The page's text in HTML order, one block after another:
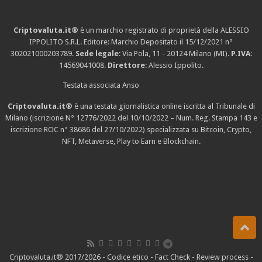
Criptovaluta.it® è un marchio registrato di proprietà della ALESSIO
IPPOLITO S.R.L. Editore: Marchio Depositato il 15/12/2021 n°
302021000203789. Sede legale: Via Pola, 11 - 20124 Milano (MI). P.IVA:
14569041008. Direttore: Alessio Ippolito.
Testata associata Anso
Criptovaluta.it® è una testata giornalistica online iscritta al Tribunale di
Milano (iscrizione N° 12776/2022 del 10/10/2022 – Num. Reg. Stampa 143 e
iscrizione ROC n° 38686 del 27/10/2022) specializzata su Bitcoin, Crypto,
NFT, Metaverse, Play to Earn e Blockchain.
Criptovaluta.it® 2017/2026 - Codice etico - Fact Check- Review process-